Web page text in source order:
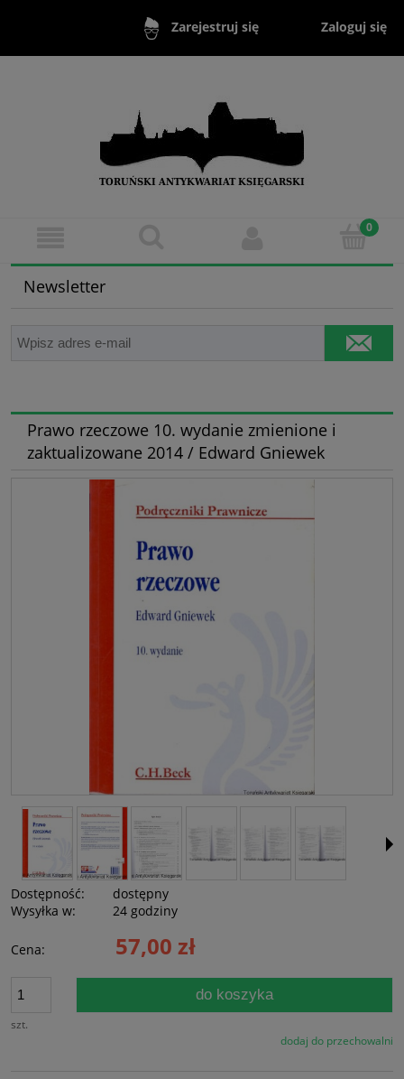
Zarejestruj się Zaloguj się
Newsletter
Prawo rzeczowe 10. wydanie zmienione i
zaktualizowane 2014 / Edward Gniewek
Dostępność:
dostępny
Wysyłka w:
24 godziny
Cena: 57,00 zł
szt.
do koszyka
dodaj do przechowalni